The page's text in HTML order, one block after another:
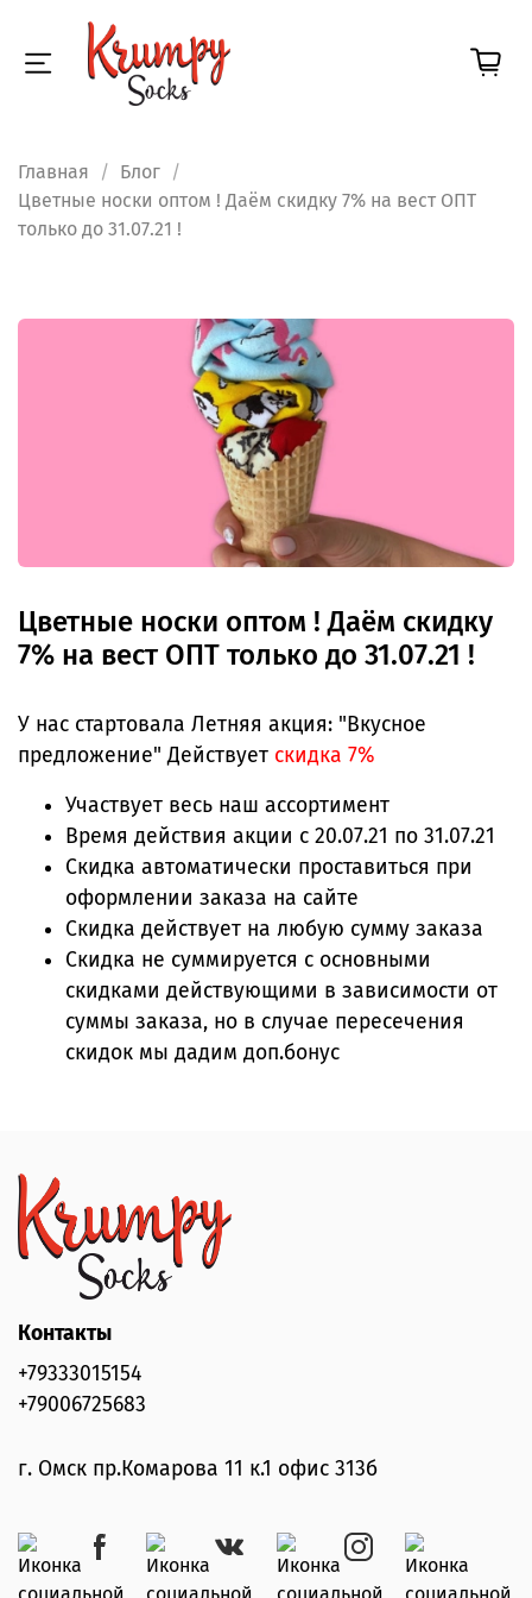
Главная
Блог
Цветные носки оптом ! Даём скидку 7% на вест ОПТ
только до 31.07.21 !
Цветные носки оптом ! Даём скидку
7% на вест ОПТ только до 31.07.21 !
У нас стартовала Летняя акция: "Вкусное
предложение" Действует скидка 7%
Участвует весь наш ассортимент
Время действия акции с 20.07.21 по 31.07.21
Скидка автоматически проставиться при
оформлении заказа на сайте
Скидка действует на любую сумму заказа
Скидка не суммируется с основными
скидками действующими в зависимости от
суммы заказа, но в случае пересечения
скидок мы дадим доп.бонус
Контакты
+79333015154
+79006725683
г. Омск пр.Комарова 11 к.1 офис 313б